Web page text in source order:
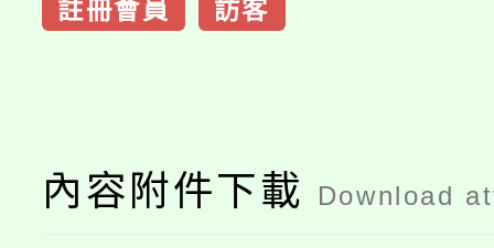
註冊會員 訪客
內容附件下載 Download